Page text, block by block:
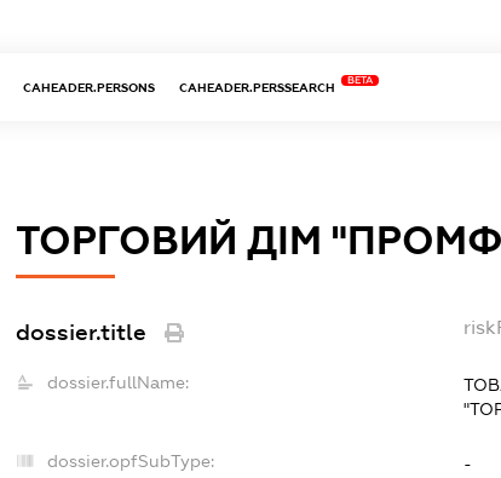
CAHEADER.PERSONS CAHEADER.PERSSEARCH
BETA
ТОРГОВИЙ ДІМ
dossier.title
dossier.fullName:
dossier.opfSubType: -